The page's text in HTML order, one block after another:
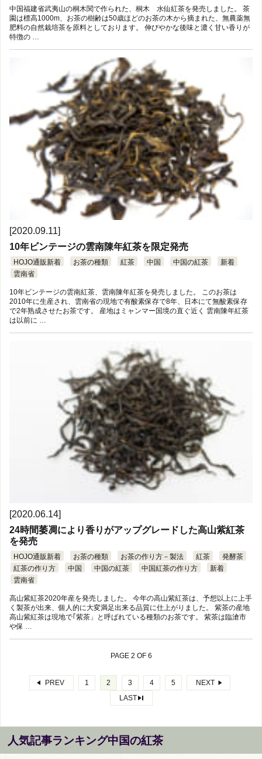
中国福建省武夷山の桐木関で作られた、桐木 水仙紅茶を発売しました。 茶
園は標高1000m、お茶の樹齢は50歳ほどのお茶の木から摘まれた、無農薬無
肥料の自然栽培茶を原料としております。 伸びやかな後味と濃く甘い香りが
特徴の …
[2020.09.11]
10年ビンテージの雲南陳年紅茶を限定発売
HOJO通販新着 お茶の種類 紅茶 中国 中国の紅茶
新着
雲南省
10年ビンテージの雲南紅茶、雲南陳年紅茶を発売しました。 このお茶は
2010年に生産され、雲南省の現地で有酸素保存で8年、日本にて無酸素保存
で2年熟成させたお茶です。 産地はミャンマー国境の直ぐ近く 雲南陳年紅茶
は以前に …
[2020.06.14]
24時間萎凋により香りがアップグレードした高山紫紅茶
を発売
HOJO通販新着 お茶の種類 お茶の作り方－製法 紅茶
発酵茶
紅茶の作り方
中国 中国の紅茶 中国紅茶の作り方
新着
雲南省
高山紫紅茶2020年産を発売しました。 今年の高山紫紅茶は、予想以上に上手
く製茶が出来、個人的に大変満足出来る品質に仕上がりました。 紫茶の産地
高山紫紅茶は現地で｢紫茶」と呼ばれている種類のお茶です。 紫茶は臨滄市
や保 …
PAGE 2 OF 6
PREV 1 2 3 4 5
NEXT
LAST
人気記事ランキング中国の紅茶